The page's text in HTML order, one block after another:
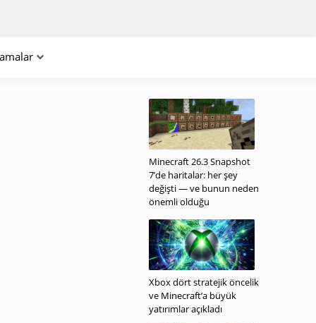
Minecraft 26.3 Snapshot
7’de haritalar: her şey
değişti — ve bunun neden
önemli olduğu
Xbox dört stratejik öncelik
ve Minecraft’a büyük
yatırımlar açıkladı